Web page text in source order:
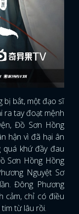
bị bắt, một đạo sĩ
ra tay đoạt mệnh
Đồ Sơn Hồng
hận vì đã hại ân
khứ đầy đau
Sơn Hồng Hồng
Nguyệt Sơ
Đông Phương
cảm, chỉ có điều
từ lâu rồi.